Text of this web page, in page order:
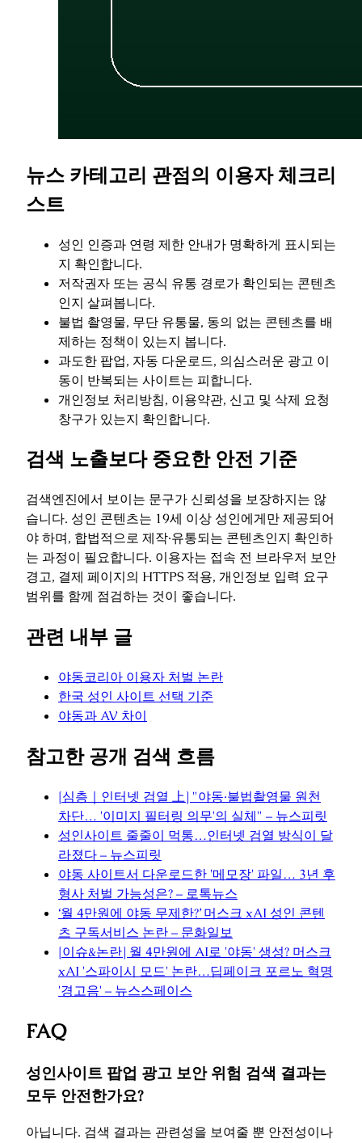
뉴스 카테고리 관점의 이용자 체크리
스트
성인 인증과 연령 제한 안내가 명확하게 표시되는
지 확인합니다.
저작권자 또는 공식 유통 경로가 확인되는 콘텐츠
인지 살펴봅니다.
불법 촬영물, 무단 유통물, 동의 없는 콘텐츠를 배
제하는 정책이 있는지 봅니다.
과도한 팝업, 자동 다운로드, 의심스러운 광고 이
동이 반복되는 사이트는 피합니다.
개인정보 처리방침, 이용약관, 신고 및 삭제 요청
창구가 있는지 확인합니다.
검색 노출보다 중요한 안전 기준
검색엔진에서 보이는 문구가 신뢰성을 보장하지는 않
습니다. 성인 콘텐츠는 19세 이상 성인에게만 제공되어
야 하며, 합법적으로 제작·유통되는 콘텐츠인지 확인하
는 과정이 필요합니다. 이용자는 접속 전 브라우저 보안
경고, 결제 페이지의 HTTPS 적용, 개인정보 입력 요구
범위를 함께 점검하는 것이 좋습니다.
관련 내부 글
야동코리아 이용자 처벌 논란
한국 성인 사이트 선택 기준
야동과 AV 차이
참고한 공개 검색 흐름
[심층｜인터넷 검열 上] "야동·불법촬영물 원천
차단… '이미지 필터링 의무'의 실체" – 뉴스피릿
성인사이트 줄줄이 먹통…인터넷 검열 방식이 달
라졌다 – 뉴스피릿
야동 사이트서 다운로드한 '메모장' 파일… 3년 후
형사 처벌 가능성은? – 로톡뉴스
‘월 4만원에 야동 무제한?’ 머스크 xAI 성인 콘텐
츠 구독서비스 논란 – 문화일보
[이슈&논란] 월 4만원에 AI로 '야동' 생성? 머스크
xAI '스파이시 모드' 논란…딥페이크 포르노 혁명
'경고음' – 뉴스스페이스
FAQ
성인사이트 팝업 광고 보안 위험 검색 결과는
모두 안전한가요?
아닙니다. 검색 결과는 관련성을 보여줄 뿐 안전성이나